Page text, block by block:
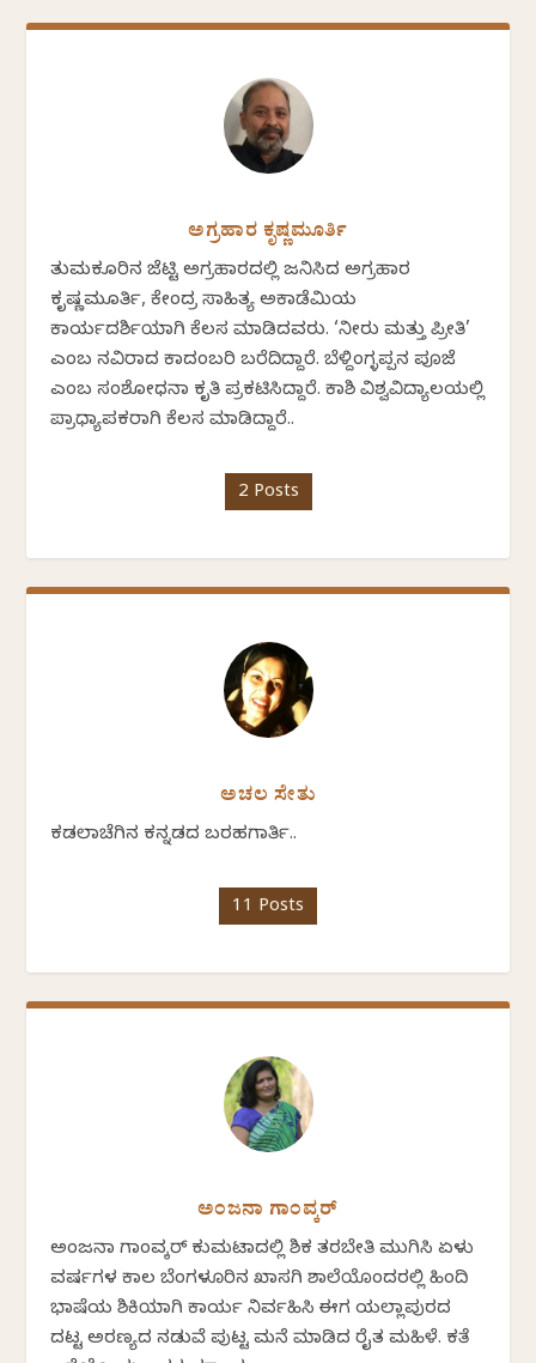
ಅಗ್ರಹಾರ ಕೃಷ್ಣಮೂರ್ತಿ
ತುಮಕೂರಿನ ಜೆಟ್ಟಿ ಅಗ್ರಹಾರದಲ್ಲಿ ಜನಿಸಿದ ಅಗ್ರಹಾರ
ಕೃಷ್ಣಮೂರ್ತಿ, ಕೇಂದ್ರ ಸಾಹಿತ್ಯ ಅಕಾಡೆಮಿಯ
ಕಾರ್ಯದರ್ಶಿಯಾಗಿ ಕೆಲಸ ಮಾಡಿದವರು. ‘ನೀರು ಮತ್ತು ಪ್ರೀತಿ’
ಎಂಬ ನವಿರಾದ ಕಾದಂಬರಿ ಬರೆದಿದ್ದಾರೆ. ಬೆಳ್ದಿಂಗ್ಳಪ್ಪನ ಪೂಜೆ
ಎಂಬ ಸಂಶೋಧನಾ ಕೃತಿ ಪ್ರಕಟಿಸಿದ್ದಾರೆ. ಕಾಶಿ ವಿಶ್ವವಿದ್ಯಾಲಯಲ್ಲಿ
ಪ್ರಾಧ್ಯಾಪಕರಾಗಿ ಕೆಲಸ ಮಾಡಿದ್ದಾರೆ..
2 Posts
ಅಚಲ ಸೇತು
ಕಡಲಾಚೆಗಿನ ಕನ್ನಡದ ಬರಹಗಾರ್ತಿ..
11 Posts
ಅಂಜನಾ ಗಾಂವ್ಕರ್
ಅಂಜನಾ ಗಾಂವ್ಕರ್ ಕುಮಟಾದಲ್ಲಿ ಶಿಕ್ಷಕ ತರಬೇತಿ ಮುಗಿಸಿ ಏಳು
ವರ್ಷಗಳ ಕಾಲ ಬೆಂಗಳೂರಿನ ಖಾಸಗಿ ಶಾಲೆಯೊಂದರಲ್ಲಿ ಹಿಂದಿ
ಭಾಷೆಯ ಶಿಕ್ಷಕಿಯಾಗಿ ಕಾರ್ಯ ನಿರ್ವಹಿಸಿ ಈಗ ಯಲ್ಲಾಪುರದ
ದಟ್ಟ ಅರಣ್ಯದ ನಡುವೆ ಪುಟ್ಟ ಮನೆ ಮಾಡಿದ ರೈತ ಮಹಿಳೆ. ಕತೆ